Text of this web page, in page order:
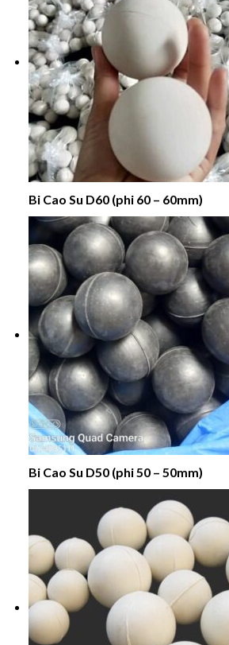
Bi Cao Su D60 (phi 60 – 60mm)
Bi Cao Su D50 (phi 50 – 50mm)